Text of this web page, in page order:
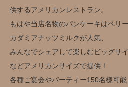
供するアメリカンレストラン。
もはや当店名物のパンケーキはベリ
カダミアナッツミルクが人気、
みんなでシェアして楽しむビッグサ
などアメリカンサイズで提供！
各種ご宴会やパーティー150名様可